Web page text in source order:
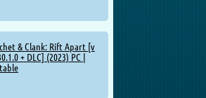
& Clank: Rift Apart [v
+ DLC] (2023) PC |